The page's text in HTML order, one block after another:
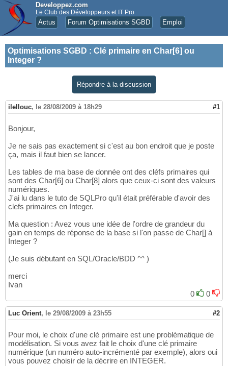
Developpez.com
Le Club des Développeurs et IT Pro
Actus Forum Optimisations SGBD Emploi
Optimisations SGBD : Clé primaire en Char[6] ou
Integer ?
Répondre à la discussion
ilellouc, le 28/08/2009 à 18h29 #1
Bonjour,
Je ne sais pas exactement si c'est au bon endroit que je poste
ça, mais il faut bien se lancer.
Les tables de ma base de donnée ont des cléfs primaires qui
sont des Char[6] ou Char[8] alors que ceux-ci sont des valeurs
numériques.
J'ai lu dans le tuto de SQLPro qu'il était préférable d'avoir des
clefs primaires en Integer.
Ma question : Avez vous une idée de l'ordre de grandeur du
gain en temps de réponse de la base si l'on passe de Char[] à
Integer ?
(Je suis débutant en SQL/Oracle/BDD ^^ )
merci
Ivan
0
0
Luc Orient, le 29/08/2009 à 23h55 #2
Pour moi, le choix d'une clé primaire est une problématique de
modélisation. Si vous avez fait le choix d'une clé primaire
numérique (un numéro auto-incrémenté par exemple), alors oui
vous pouvez choisir de la décrire en INTEGER.